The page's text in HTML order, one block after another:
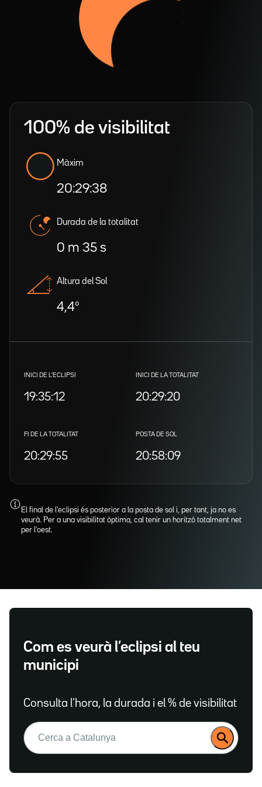
100% de visibilitat
Màxim
20:29:38
Durada de la totalitat
0 m 35 s
Altura del Sol
4,4º
INICI DE L'ECLIPSI
19:35:12
INICI DE LA TOTALITAT
20:29:20
FI DE LA TOTALITAT
20:29:55
POSTA DE SOL
20:58:09
El final de l'eclipsi és posterior a la posta de sol i, per tant, ja no es
veurà. Per a una visibilitat òptima, cal tenir un horitzó totalment net
per l'oest.
Com es veurà l’eclipsi al teu
municipi
Consulta l’hora, la durada i el % de visibilitat
Buscar: